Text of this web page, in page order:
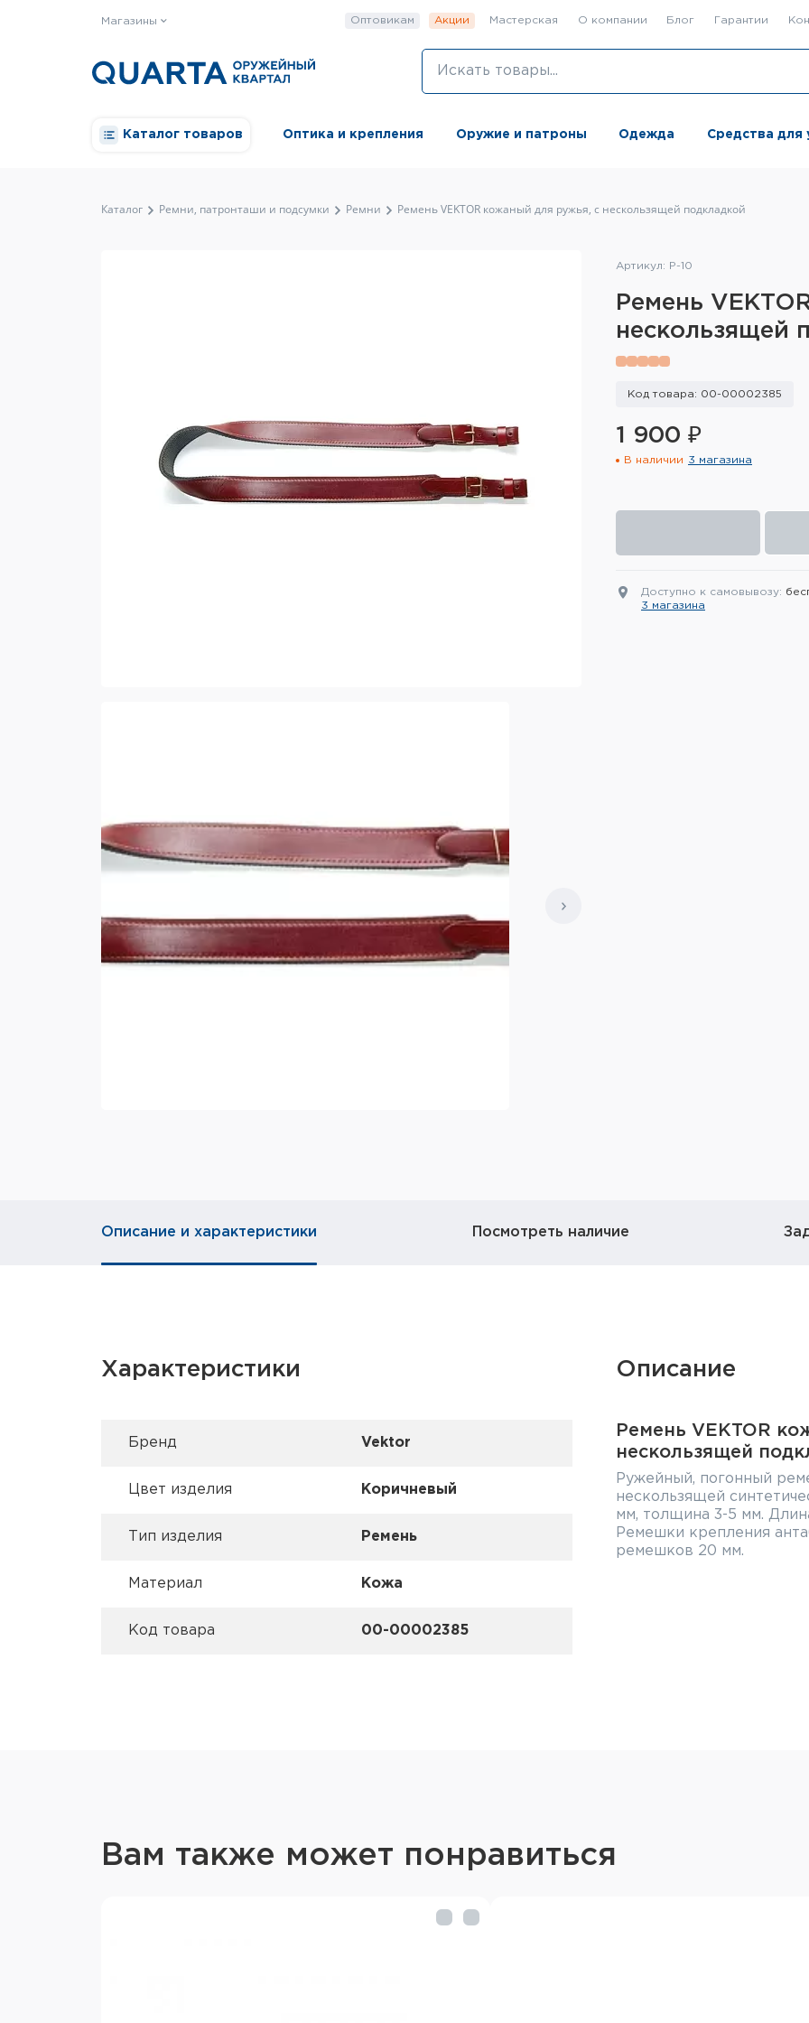
Магазины Оптовикам Акции Мастерская О компании Блог Гарантии
Каталог товаров Оптика и крепления Оружие и патроны Одежда Средства для
Каталог Ремни, патронташи и подсумки Ремни Ремень VEKTOR кожаный для ружья, с нескользящей подкладкой
Артикул: Р-10
Ремень
нескользящей
Код товара: 00-00002385
1 900 ₽
В наличии 3 магазина
Доступно к самовывозу:
3 магазина
Описание и характеристики Посмотреть наличие
Характеристики
Брeнд Vektor
Цвет изделия Коричневый
Тип изделия Ремень
Материал Кожа
Код товара 00-00002385
Описание
Ремень VEKTOR
нескользящей
Ружейный, погонный
нескользящей
мм, толщина 3-5 мм.
Ремешки крепления
ремешков 20 мм.
Вам также может понравиться